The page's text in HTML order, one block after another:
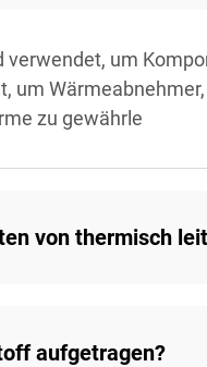
um
um
zu gewährle
von thermisch
aufgetragen?